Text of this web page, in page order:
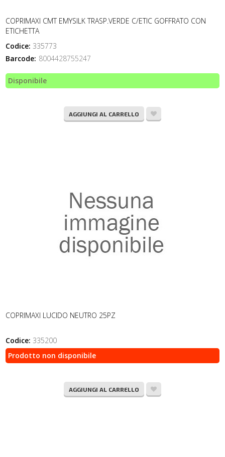
COPRIMAXI CMT EMYSILK TRASP.VERDE C/ETIC GOFFRATO CON
ETICHETTA
Codice: 335773
Barcode: 8004428755247
Disponibile
AGGIUNGI AL CARRELLO
COPRIMAXI LUCIDO NEUTRO 25PZ
Codice: 335200
Prodotto non disponibile
AGGIUNGI AL CARRELLO